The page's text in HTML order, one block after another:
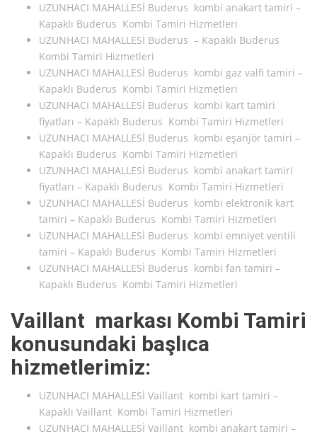
UZUNHACI MAHALLESİ Buderus kombi anakart tamiri –
Kapaklı Buderus Kombi Tamiri Hizmetleri
UZUNHACI MAHALLESİ Buderus – Kapaklı Buderus
Kombi Tamiri Hizmetleri
UZUNHACI MAHALLESİ Buderus kombi gaz valfi tamiri –
Kapaklı Buderus Kombi Tamiri Hizmetleri
UZUNHACI MAHALLESİ Buderus kombi kart tamiri
fiyatları – Kapaklı Buderus Kombi Tamiri Hizmetleri
UZUNHACI MAHALLESİ Buderus kombi eşanjör tamiri –
Kapaklı Buderus Kombi Tamiri Hizmetleri
UZUNHACI MAHALLESİ Buderus kombi anakart tamiri
fiyatları – Kapaklı Buderus Kombi Tamiri Hizmetleri
UZUNHACI MAHALLESİ Buderus kombi elektronik kart
tamiri – Kapaklı Buderus Kombi Tamiri Hizmetleri
UZUNHACI MAHALLESİ Buderus kombi emniyet ventili
tamiri – Kapaklı Buderus Kombi Tamiri Hizmetleri
UZUNHACI MAHALLESİ Buderus kombi fan tamiri –
Kapaklı Buderus Kombi Tamiri Hizmetleri
Vaillant markası Kombi Tamiri
konusundaki başlıca
hizmetlerimiz:
UZUNHACI MAHALLESİ Vaillant kombi kart tamiri –
Kapaklı Vaillant Kombi Tamiri Hizmetleri
UZUNHACI MAHALLESİ Vaillant kombi anakart tamiri –